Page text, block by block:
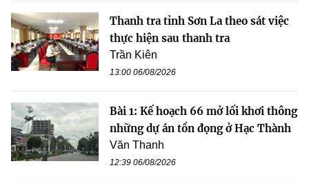
Thanh tra tỉnh Sơn La theo sát việc
thực hiện sau thanh tra
Trần Kiên
13:00 06/08/2026
Bài 1: Kế hoạch 66 mở lối khơi thông
những dự án tồn đọng ở Hạc Thành
Văn Thanh
12:39 06/08/2026